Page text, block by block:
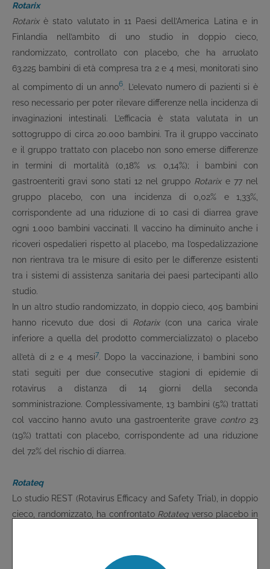
Rotarix
Rotarixè stato valutato in 11 Paesi dell’America Latina e in
Finlandia nell’ambito di uno studio in doppio cieco,
randomizzato, controllato con placebo, che ha arruolato
63.225 bambini di età compresa tra 2 e 4 mesi, monitorati sino
al compimento di un anno6. L’elevato numero di pazienti si è
reso necessario per poter rilevare differenze nella incidenza di
invaginazioni intestinali. L’efficacia è stata valutata in un
sottogruppo di circa 20.000 bambini. Tra il gruppo vaccinato
e il gruppo trattato con placebo non sono emerse differenze
in termini di mortalità (0,18%
vs. 0,14%); i bambini con
gastroenteriti gravi sono stati 12 nel gruppo Rotarix e 77 nel
gruppo placebo, con una incidenza di 0,02% e 1,33%,
corrispondente ad una riduzione di 10 casi di diarrea grave
ogni 1.000 bambini vaccinati. Il vaccino ha diminuito anche i
ricoveri ospedalieri rispetto al placebo, ma l’ospedalizzazione
non rientrava tra le misure di esito per le differenze esistenti
tra i sistemi di assistenza sanitaria dei paesi partecipanti allo
studio.
In un altro studio randomizzato, in doppio cieco, 405 bambini
hanno ricevuto due dosi di Rotarix(con una carica virale
inferiore a quella del prodotto commercializzato) o placebo
all’età di 2 e 4 mesi7. Dopo la vaccinazione, i bambini sono
stati seguiti per due consecutive stagioni di epidemie di
rotavirus a distanza di 14 giorni della seconda
somministrazione. Complessivamente, 13 bambini (5%) trattati
col vaccino hanno avuto una gastroenterite grave contro 23
(19%) trattati con placebo, corrispondente ad una riduzione
del 72% del rischio di diarrea.
Rotateq
Lo studio REST (Rotavirus Efficacy and Safety Trial), in doppio
cieco, randomizzato, ha confrontato Rotateq verso placebo in
state somministrate 3 dosi orali di vaccino o placebo, a